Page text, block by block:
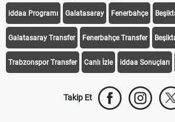
iddaa Programı Galatasaray Fenerbahçe
Galatasaray Transfer Fenerbahçe Transfer
Trabzonspor Transfer Canlı İzle iddaa Sonuçları
Takip Et